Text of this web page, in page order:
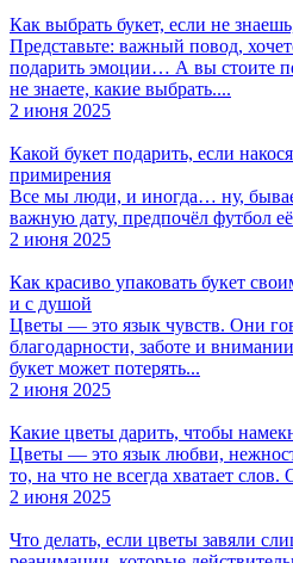
Как выбрать букет, если не
Представьте: важный повод,
подарить эмоции… А вы стоите
не знаете, какие выбрать....
2 июня 2025
Какой букет подарить, если
примирения
Все мы люди, и иногда… ну,
важную дату, предпочёл футбол
2 июня 2025
Как красиво упаковать букет
и с душой
Цветы — это язык чувств. Они
благодарности, заботе и
букет может потерять...
2 июня 2025
Какие цветы дарить, чтобы
Цветы — это язык любви,
то, на что не всегда хватает
2 июня 2025
Что делать, если цветы завяли